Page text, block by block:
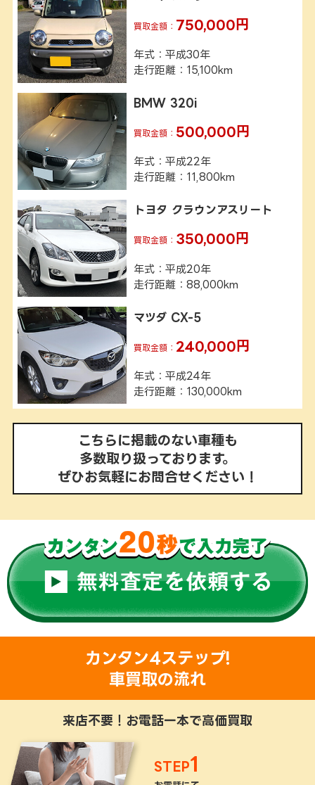
買取金額： 750,000円
年式
平成30年
走行距離
15,100km
BMW 320i
買取金額： 500,000円
年式
平成22年
走行距離
11,800km
トヨタ クラウンアスリート
買取金額： 350,000円
年式
平成20年
走行距離
88,000km
マツダ CX-5
買取金額： 240,000円
年式
平成24年
走行距離
130,000km
こちらに掲載のない車種も
多数取り扱っております。
ぜひお気軽にお問合せください！
カンタン4ステップ!
車買取の流れ
来店不要！お電話一本で高価買取
STEP1